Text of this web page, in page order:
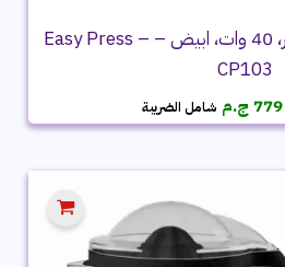
عصارة موالح ميانتا، 1 لتر، 40 وات، ابيض – Easy Press –
CP103
السعر
الأصلي
999 ج.م.
779 ج.م السعر
الحالي
779 ج.م.
شامل الضريبة